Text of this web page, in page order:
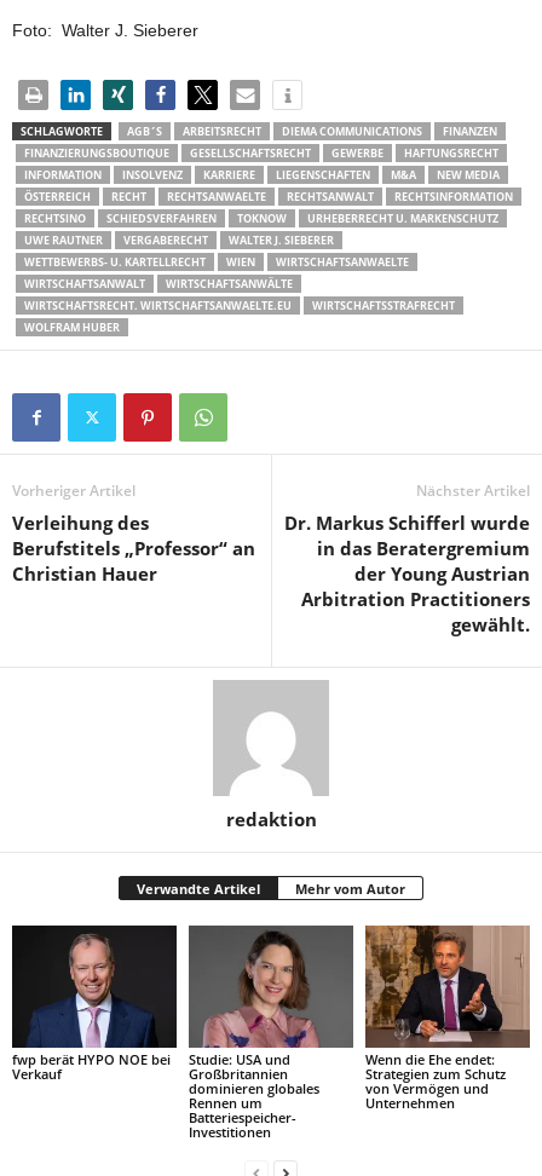
Foto: Walter J. Sieberer
SCHLAGWORTE AGB´S ARBEITSRECHT DIEMA COMMUNICATIONS
FINANZEN
FINANZIERUNGSBOUTIQUE
GESELLSCHAFTSRECHT GEWERBE
HAFTUNGSRECHT
INFORMATION
INSOLVENZ KARRIERE LIEGENSCHAFTEN M&A
NEW MEDIA
ÖSTERREICH
RECHT RECHTSANWAELTE RECHTSANWALT
RECHTSINFORMATION
RECHTSINO
SCHIEDSVERFAHREN TOKNOW
URHEBERRECHT U. MARKENSCHUTZ
UWE RAUTNER
VERGABERECHT
WALTER J. SIEBERER
WETTBEWERBS- U. KARTELLRECHT
WIEN
WIRTSCHAFTSANWAELTE
WIRTSCHAFTSANWALT
WIRTSCHAFTSANWÄLTE
WIRTSCHAFTSRECHT. WIRTSCHAFTSANWAELTE.EU
WIRTSCHAFTSSTRAFRECHT
WOLFRAM HUBER
Vorheriger Artikel
Verleihung des
Berufstitels „Professor“ an
Christian Hauer
Nächster Artikel
Dr. Markus Schifferl wurde
in das Beratergremium
der Young Austrian
Arbitration Practitioners
gewählt.
redaktion
Verwandte Artikel Mehr vom Autor
fwp berät HYPO NOE bei
Verkauf
Studie: USA und
Großbritannien
dominieren globales
Rennen um
Batteriespeicher-
Investitionen
Wenn die Ehe endet:
Strategien zum Schutz
von Vermögen und
Unternehmen